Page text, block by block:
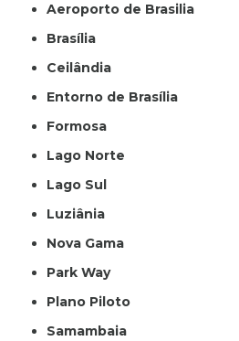
Aeroporto de Brasilia
Brasília
Ceilândia
Entorno de Brasília
Formosa
Lago Norte
Lago Sul
Luziânia
Nova Gama
Park Way
Plano Piloto
Samambaia